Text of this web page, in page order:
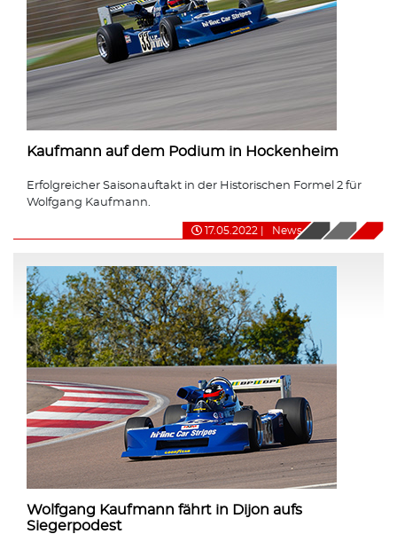
Kaufmann auf dem Podium in Hockenheim
Erfolgreicher Saisonauftakt in der Historischen Formel 2 für
Wolfgang Kaufmann.
17.05.2022 News
Wolfgang Kaufmann fährt in Dijon aufs
Siegerpodest